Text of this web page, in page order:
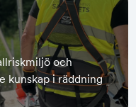
och
kunskap i räddning